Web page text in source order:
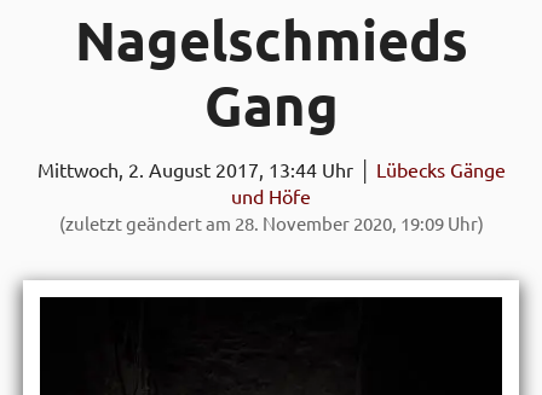
Nagel­schmieds
Gang
Mittwoch, 2. August 2017, 13:44 Uhr │ Lübecks Gänge
und Höfe
(zuletzt geändert am 28. November 2020, 19:09 Uhr)